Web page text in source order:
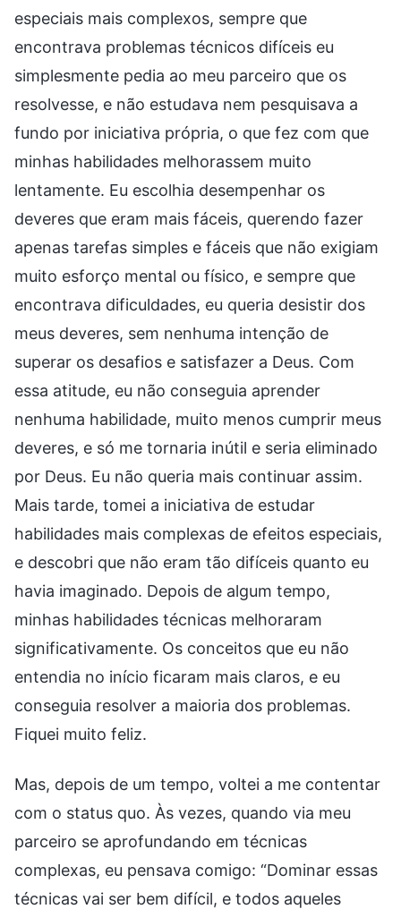
especiais mais complexos, sempre que
encontrava problemas técnicos difíceis eu
simplesmente pedia ao meu parceiro que os
resolvesse, e não estudava nem pesquisava a
fundo por iniciativa própria, o que fez com que
minhas habilidades melhorassem muito
lentamente. Eu escolhia desempenhar os
deveres que eram mais fáceis, querendo fazer
apenas tarefas simples e fáceis que não exigiam
muito esforço mental ou físico, e sempre que
encontrava dificuldades, eu queria desistir dos
meus deveres, sem nenhuma intenção de
superar os desafios e satisfazer a Deus. Com
essa atitude, eu não conseguia aprender
nenhuma habilidade, muito menos cumprir meus
deveres, e só me tornaria inútil e seria eliminado
por Deus. Eu não queria mais continuar assim.
Mais tarde, tomei a iniciativa de estudar
habilidades mais complexas de efeitos especiais,
e descobri que não eram tão difíceis quanto eu
havia imaginado. Depois de algum tempo,
minhas habilidades técnicas melhoraram
significativamente. Os conceitos que eu não
entendia no início ficaram mais claros, e eu
conseguia resolver a maioria dos problemas.
Fiquei muito feliz.
Mas, depois de um tempo, voltei a me contentar
com o status quo. Às vezes, quando via meu
parceiro se aprofundando em técnicas
complexas, eu pensava comigo: “Dominar essas
técnicas vai ser bem difícil, e todos aqueles